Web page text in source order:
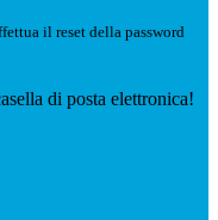
il reset della password
di posta elettronica!